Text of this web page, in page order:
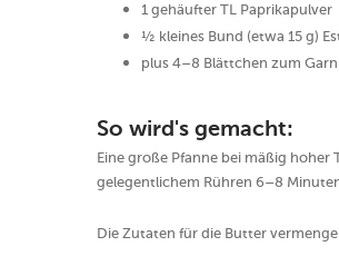
1 gehäufter TL Paprikapulver
½ kleines Bund (etwa 15 g)
plus 4–8 Blättchen zum
So wird's gemacht:
Eine große Pfanne bei mäßig
gelegentlichem Rühren 6–8
Die Zutaten für die Butter